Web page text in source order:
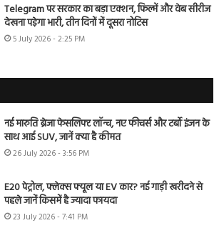
Telegram पर सरकार का बड़ा एक्शन, फिल्में और वेब सीरीज
देखना पड़ेगा भारी, तीन दिनों में दूसरा नोटिस
5 July 2026 - 2:25 PM
नई मारुति ब्रेजा फेसलिफ्ट लॉन्च, नए फीचर्स और टर्बो इंजन के
साथ आई SUV, जानें क्या है कीमत
26 July 2026 - 3:56 PM
E20 पेट्रोल, फ्लेक्स फ्यूल या EV कार? नई गाड़ी खरीदने से
पहले जानें किसमें है ज्यादा फायदा
23 July 2026 - 7:41 PM